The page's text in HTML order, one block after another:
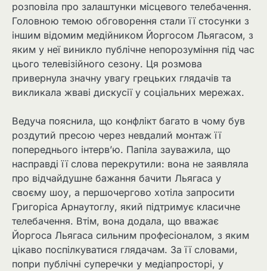
розповіла про залаштунки місцевого телебачення.
Головною темою обговорення стали її стосунки з
іншим відомим медійником Йоргосом Льягасом, з
яким у неї виникло публічне непорозуміння під час
цього телевізійного сезону. Ця розмова
привернула значну увагу грецьких глядачів та
викликала жваві дискусії у соціальних мережах.
Ведуча пояснила, що конфлікт багато в чому був
роздутий пресою через невдалий монтаж її
попереднього інтерв’ю. Папіла зауважила, що
насправді її слова перекрутили: вона не заявляла
про відчайдушне бажання бачити Льягаса у
своєму шоу, а першочергово хотіла запросити
Григоріса Арнаутоглу, який підтримує класичне
телебачення. Втім, вона додала, що вважає
Йоргоса Льягаса сильним професіоналом, з яким
цікаво поспілкуватися глядачам. За її словами,
попри публічні суперечки у медіапросторі, у